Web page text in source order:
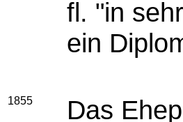
fl. "in
ein
1855 Das